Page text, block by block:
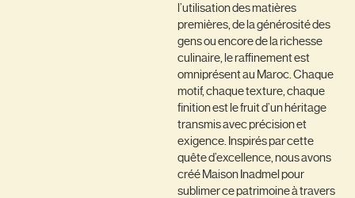
l’utilisation des matières
premières, de la générosité des
gens ou encore de la richesse
culinaire, le raffinement est
omniprésent au Maroc. Chaque
motif, chaque texture, chaque
finition est le fruit d’un héritage
transmis avec précision et
exigence. Inspirés par cette
quête d’excellence, nous avons
créé Maison Inadmel pour
sublimer ce patrimoine à travers